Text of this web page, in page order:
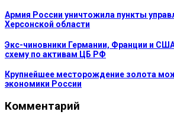
Армия России уничтожила пункты
Херсонской области
Экс-чиновники Германии, Франции и
схему по активам ЦБ РФ
Крупнейшее месторождение золота
экономики России
Комментарий